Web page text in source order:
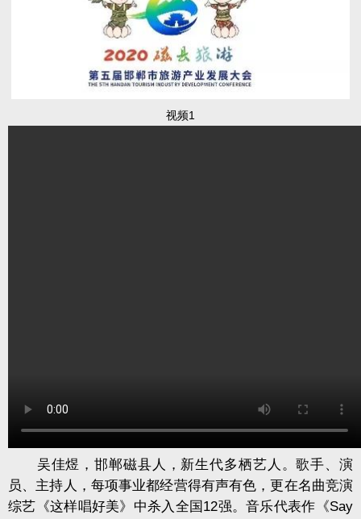
视频1
吴佳煜，邯郸磁县人，新生代多栖艺人。歌手、演
员、主持人，每项事业都经营得有声有色，更在名曲竞演
综艺《这样唱好美》中杀入全国12强。音乐代表作《Say